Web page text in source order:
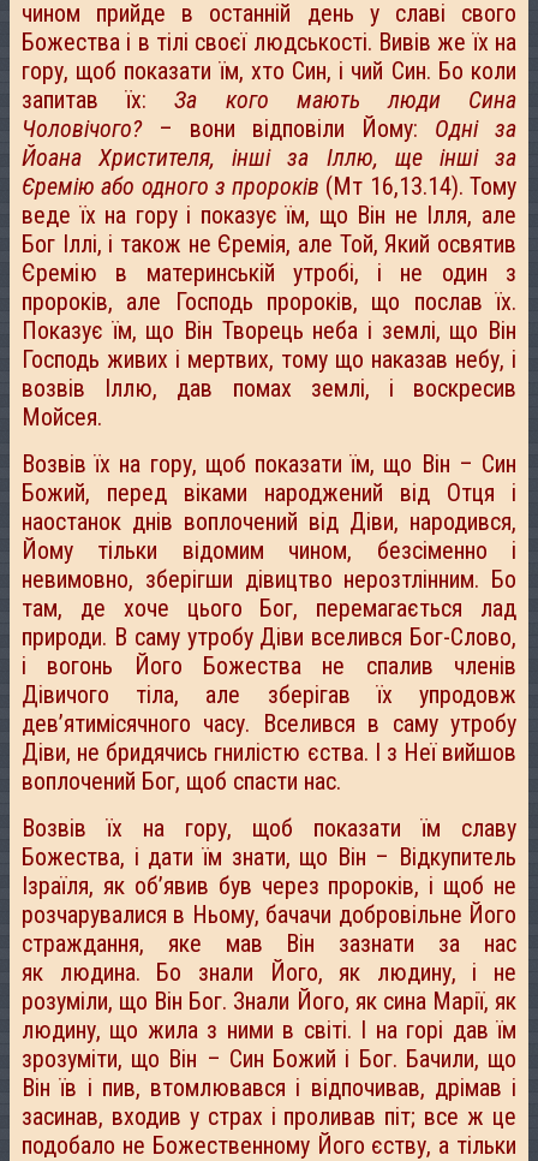
чином прийде в останній день у славі свого
Божества і в тілі своєї людськості. Вивів же їх на
гору, щоб показати їм, хто Син, і чий Син. Бо коли
запитав їх:За кого мають люди Сина
Чоловічого?– вони відповіли Йому: Одні за
Йоана Христителя, інші за Іллю, ще інші за
Єремію або одного з пророків (Мт 16,13.14). Тому
веде їх на гору і показує їм, що Він не Ілля, але
Бог Іллі, і також не Єремія, але Той, Який освятив
Єремію в материнській утробі, і не один з
пророків, але Господь пророків, що послав їх.
Показує їм, що Він Творець неба і землі, що Він
Господь живих і мертвих, тому що наказав небу, і
возвів Іллю, дав помах землі, і воскресив
Мойсея.
Возвів їх на гору, щоб показати їм, що Він – Син
Божий, перед віками народжений від Отця і
наостанок днів воплочений від Діви, народився,
Йому тільки відомим чином, безсіменно і
невимовно, зберігши дівицтво нерозтлінним. Бо
там, де хоче цього Бог, перемагається лад
природи. В саму утробу Діви вселився Бог-Слово,
і вогонь Його Божества не спалив членів
Дівичого тіла, але зберігав їх упродовж
дев’ятимісячного часу. Вселився в саму утробу
Діви, не бридячись гнилістю єства. І з Неї вийшов
воплочений Бог, щоб спасти нас.
Возвів їх на гору, щоб показати їм славу
Божества, і дати їм знати, що Він – Відкупитель
Ізраїля, як об’явив був через пророків, і щоб не
розчарувалися в Ньому, бачачи добровільне Його
страждання, яке мав Він зазнати за нас
як людина. Бо знали Його, як людину, і не
розуміли, що Він Бог. Знали Його, як сина Марії, як
людину, що жила з ними в світі. І на горі дав їм
зрозуміти, що Він – Син Божий і Бог. Бачили, що
Він їв і пив, втомлювався і відпочивав, дрімав і
засинав, входив у страх і проливав піт; все ж це
подобало не Божественному Його єству, а тільки